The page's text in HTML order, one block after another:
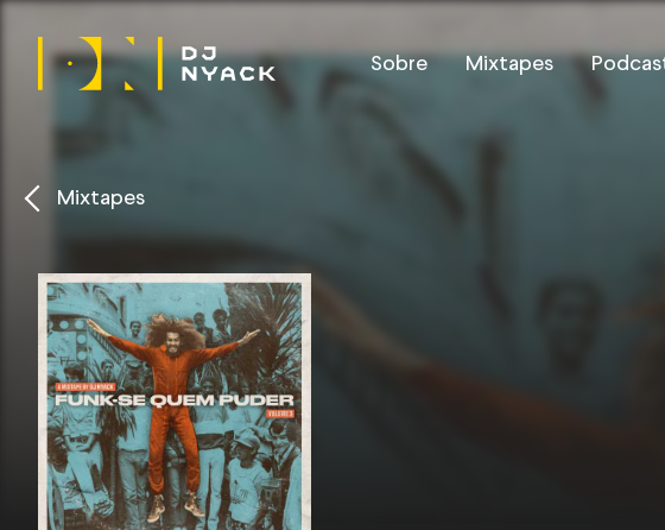
Sobre Mixtapes
Mixtapes